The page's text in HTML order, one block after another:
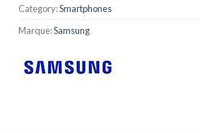
Category:Smartphones
Marque:Samsung